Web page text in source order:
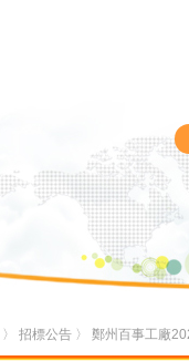
〉 招標公告 〉 鄭州百事工廠